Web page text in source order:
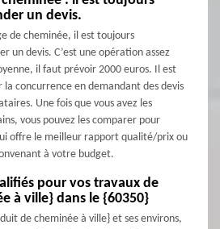
un devis.
de cheminée, il est toujours
un devis. C’est une opération assez
il faut prévoir 2000 euros. Il est
concurrence en demandant des devis
Une fois que vous avez les
vous pouvez les comparer pour
offre le meilleur rapport qualité/prix ou
à votre budget.
pour vos travaux de
à ville} dans le {60350}
de cheminée à ville} et ses environs,